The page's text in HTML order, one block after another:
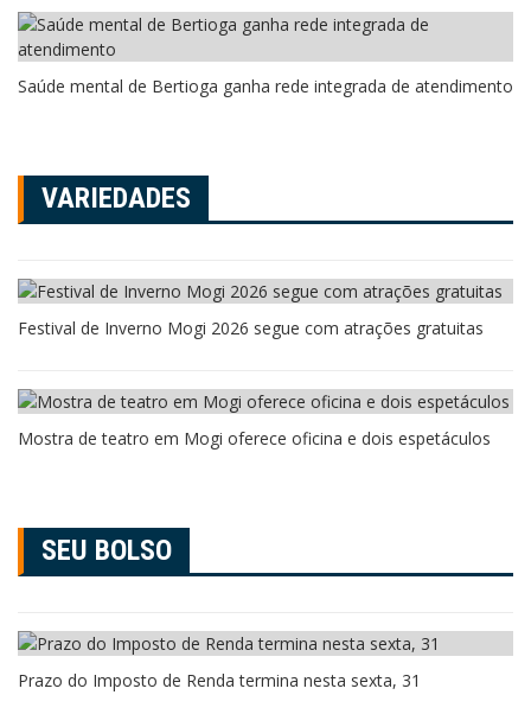
Saúde mental de Bertioga ganha rede integrada de atendimento
VARIEDADES
Festival de Inverno Mogi 2026 segue com atrações gratuitas
Mostra de teatro em Mogi oferece oficina e dois espetáculos
SEU BOLSO
Prazo do Imposto de Renda termina nesta sexta, 31